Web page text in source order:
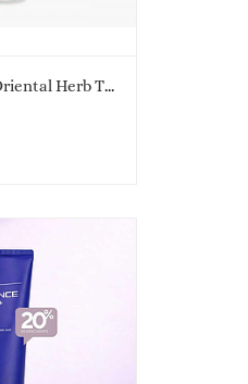
SAEANG Eoyumi Oriental Herb Treatment